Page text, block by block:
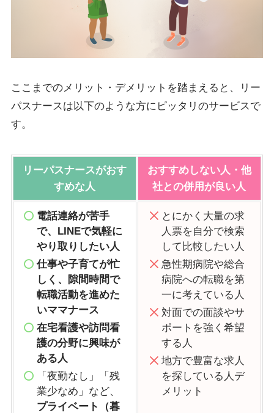
ここまでのメリット・デメリットを踏まえると、リー
パスナースは以下のような方にピッタリのサービスで
す。
リーパスナースがおす
すめな人
おすすめしない人・他
社との併用が良い人
電話連絡が苦手
で、LINEで気軽に
やり取りしたい人
仕事や子育てが忙
しく、隙間時間で
転職活動を進めた
いママナース
在宅看護や訪問看
護の分野に興味が
ある人
「夜勤なし」「残
業少なめ」など、
プライベート（暮
とにかく大量の求
人票を自分で検索
して比較したい人
急性期病院や総合
病院への転職を第
一に考えている人
対面での面談やサ
ポートを強く希望
する人
地方で豊富な求人
を探している人デ
メリット